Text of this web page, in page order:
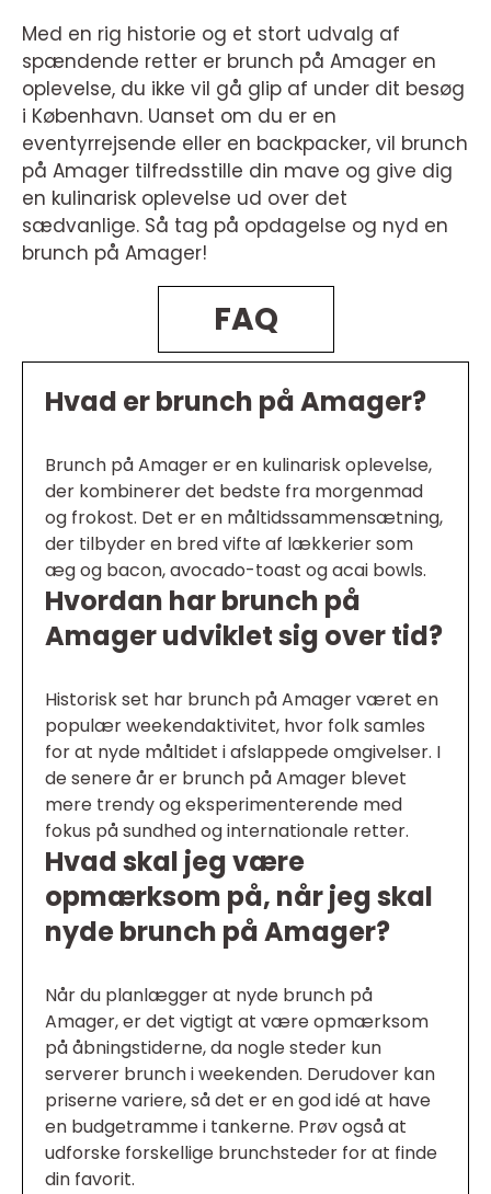
Med en rig historie og et stort udvalg af
spændende retter er brunch på Amager en
oplevelse, du ikke vil gå glip af under dit besøg
i København. Uanset om du er en
eventyrrejsende eller en backpacker, vil brunch
på Amager tilfredsstille din mave og give dig
en kulinarisk oplevelse ud over det
sædvanlige. Så tag på opdagelse og nyd en
brunch på Amager!
FAQ
Hvad er brunch på Amager?
Brunch på Amager er en kulinarisk oplevelse,
der kombinerer det bedste fra morgenmad
og frokost. Det er en måltidssammensætning,
der tilbyder en bred vifte af lækkerier som
æg og bacon, avocado-toast og acai bowls.
Hvordan har brunch på
Amager udviklet sig over tid?
Historisk set har brunch på Amager været en
populær weekendaktivitet, hvor folk samles
for at nyde måltidet i afslappede omgivelser. I
de senere år er brunch på Amager blevet
mere trendy og eksperimenterende med
fokus på sundhed og internationale retter.
Hvad skal jeg være
opmærksom på, når jeg skal
nyde brunch på Amager?
Når du planlægger at nyde brunch på
Amager, er det vigtigt at være opmærksom
på åbningstiderne, da nogle steder kun
serverer brunch i weekenden. Derudover kan
priserne variere, så det er en god idé at have
en budgetramme i tankerne. Prøv også at
udforske forskellige brunchsteder for at finde
din favorit.